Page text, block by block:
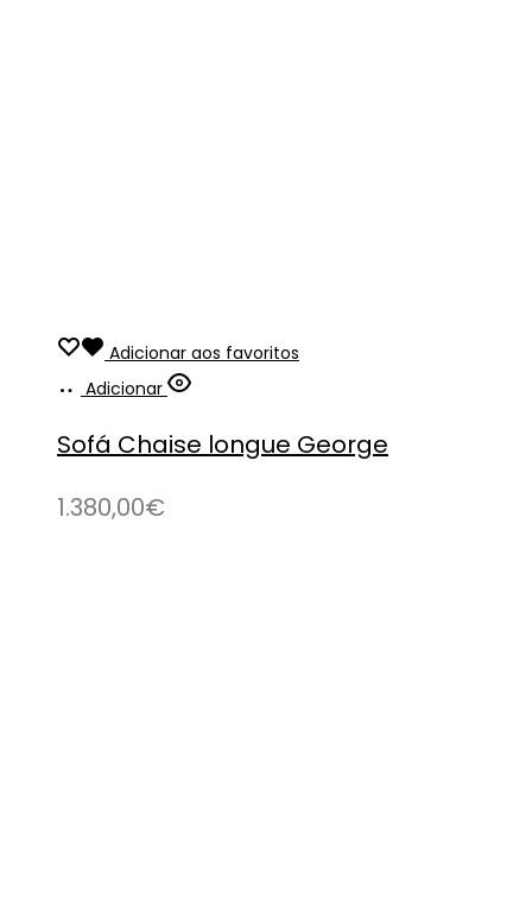
Adicionar aos favoritos
Adicionar
Sofá Chaise longue George
1.380,00€